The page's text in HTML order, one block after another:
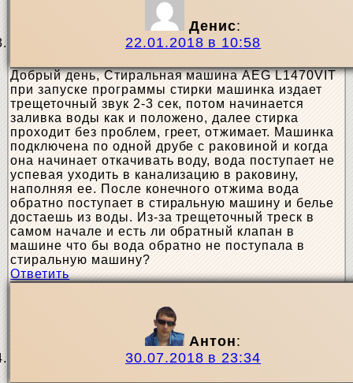
Денис:
22.01.2018 в 10:58
Добрый день, Стиральная машина AEG L1470VIT
при запуске программы стирки машинка издает
трещеточный звук 2-3 сек, потом начинается
заливка воды как и положено, далее стирка
проходит без проблем, греет, отжимает. Машинка
подключена по одной друбе с раковиной и когда
она начинает откачивать воду, вода поступает не
успевая уходить в канализацию в раковину,
наполняя ее. После конечного отжима вода
обратно поступает в стиральную машину и белье
достаешь из воды. Из-за трещеточный треск в
самом начале и есть ли обратный клапан в
машине что бы вода обратно не поступала в
стиральную машину?
Ответить
Антон:
30.07.2018 в 23:34